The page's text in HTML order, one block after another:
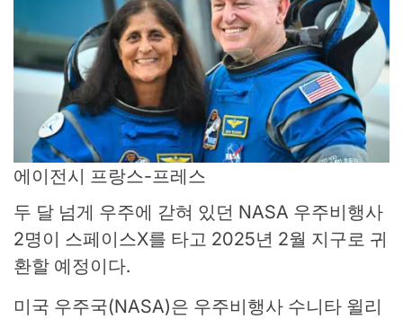
에이전시 프랑스-프레스
두 달 넘게 우주에 갇혀 있던 NASA 우주비행사
2명이 스페이스X를 타고 2025년 2월 지구로 귀
환할 예정이다.
미국 우주국(NASA)은 우주비행사 수니타 윌리